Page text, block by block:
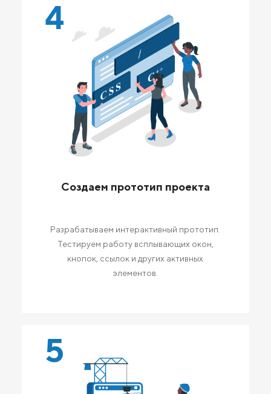
4
Создаем прототип проекта
Разрабатываем интерактивный прототип.
Тестируем работу всплывающих окон,
кнопок, ссылок и других активных
элементов.
5